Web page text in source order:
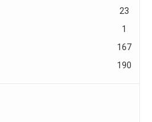
23
1
167
190